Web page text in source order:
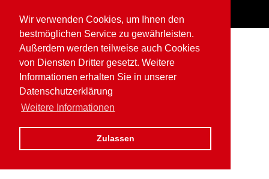
Wir verwenden Cookies, um Ihnen den
bestmöglichen Service zu gewährleisten.
Außerdem werden teilweise auch Cookies
von Diensten Dritter gesetzt. Weitere
Informationen erhalten Sie in unserer
Datenschutzerklärung
Weitere Informationen
Zulassen